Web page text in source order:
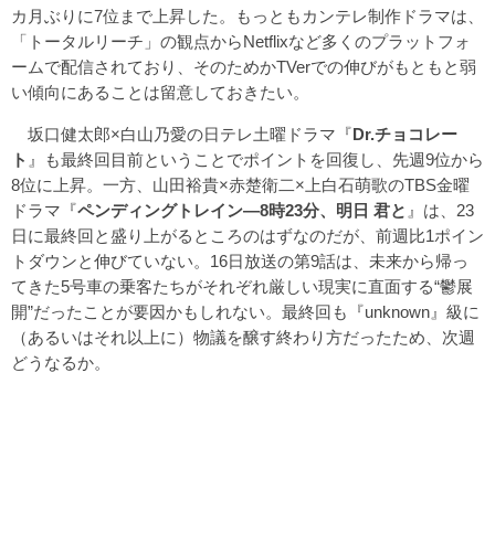
カ月ぶりに7位まで上昇した。もっともカンテレ制作ドラマは、
「トータルリーチ」の観点からNetflixなど多くのプラットフォ
ームで配信されており、そのためかTVerでの伸びがもともと弱
い傾向にあることは留意しておきたい。
坂口健太郎×白山乃愛の日テレ土曜ドラマ『Dr.チョコレー
ト 』も最終回目前ということでポイントを回復し、先週9位から
8位に上昇。一方、山田裕貴×赤楚衛二×上白石萌歌のTBS金曜
ドラマ『ペンディングトレイン―8時23分、明日 君と 』は、23
日に最終回と盛り上がるところのはずなのだが、前週比1ポイン
トダウンと伸びていない。16日放送の第9話は、未来から帰っ
てきた5号車の乗客たちがそれぞれ厳しい現実に直面する“鬱展
開”だったことが要因かもしれない。最終回も『unknown』級に
（あるいはそれ以上に）物議を醸す終わり方だったため、次週
どうなるか。